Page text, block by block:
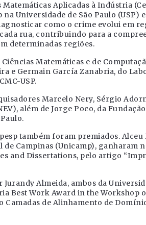
Aplicadas à Indústria
Universidade de São Paulo (USP)
como o crime evolui em
rua, contribuindo para a
determinadas regiões.
Matemáticas e de
e Germain García Zanabria, do
USP.
Marcelo Nery, Sérgio
além de Jorge Poco, da
também foram premiados. Alceu
Campinas (Unicamp), ganharam
and Dissertations, pelo artigo
Almeida, ambos da
Best Work Award in the Workshop
de Alinhamento de